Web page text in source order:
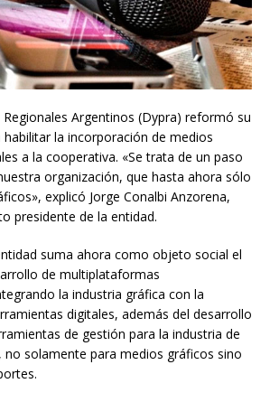
Argentinos (Dypra) reformó su
habilitar la incorporación de medios
a la cooperativa. «Se trata de un paso
organización, que hasta ahora sólo
explicó Jorge Conalbi Anzorena,
presidente de la entidad.
suma ahora como objeto social el
de multiplataformas
la industria gráfica con la
digitales, además del desarrollo
de gestión para la industria de
no solamente para medios gráficos sino